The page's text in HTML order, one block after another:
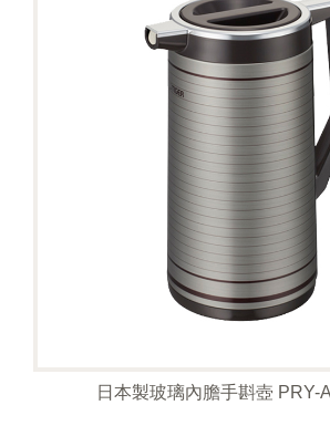
日本製玻璃內膽手斟壺 PRY-